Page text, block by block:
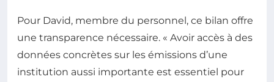
Pour David, membre du personnel, ce bilan offre
une transparence nécessaire. « Avoir accès à des
données concrètes sur les émissions d’une
institution aussi importante est essentiel pour